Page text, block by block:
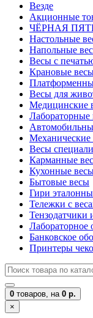
Везде
Акционные
ЧЁРНАЯ
Настольные
Напольные
Весы с
Крановые
Весы для
Медицинские
Лабораторные
Механические
Весы
Карманные
Кухонные
Бытовые весы
Гири
Тележки с
Лабораторное
Банковское
Принтеры
0 товаров, на 0 р.
×